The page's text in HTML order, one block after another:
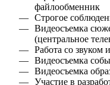
файлообменник
Строгое
Видеосъемка
(центральное
Работа со звуком
Видеосъемка
Видеосъемка
Участие в